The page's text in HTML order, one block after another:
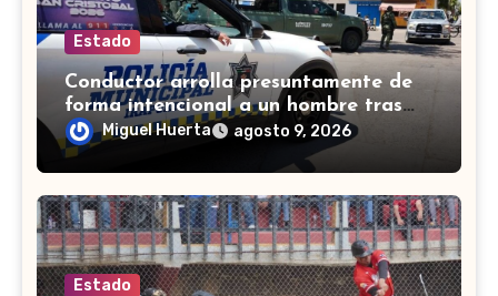
Estado
Conductor arrolla presuntamente de
forma intencional a un hombre tras
una riña en Celaya
Miguel Huerta agosto 9, 2026
Estado